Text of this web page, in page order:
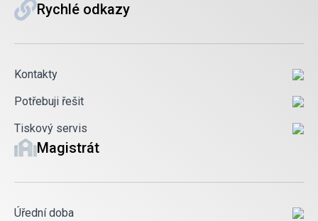
Rychlé odkazy
Kontakty
Potřebuji řešit
Tiskový servis
Magistrát
Úřední doba